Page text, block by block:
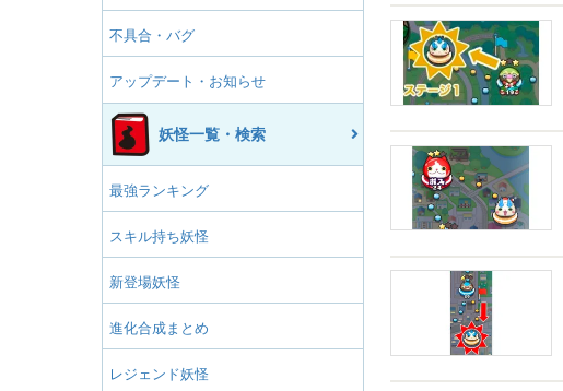
不具合・バグ
アップデート・お知らせ
妖怪一覧・検索
最強ランキング
スキル持ち妖怪
新登場妖怪
進化合成まとめ
レジェンド妖怪